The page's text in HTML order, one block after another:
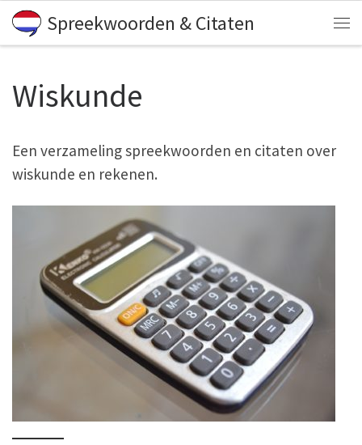
Skip to content
Spreekwoorden & Citaten
Wiskunde
Een verzameling spreekwoorden en citaten over
wiskunde en rekenen.